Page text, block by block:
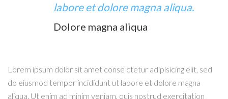
labore et dolore magna aliqua.
Dolore magna aliqua
Lorem ipsum dolor sit amet conse ctetur adipisicing elit, sed
do eiusmod tempor incididunt ut labore et dolore magna
aliqua. Ut enim ad minim veniam, quis nostrud exercitation